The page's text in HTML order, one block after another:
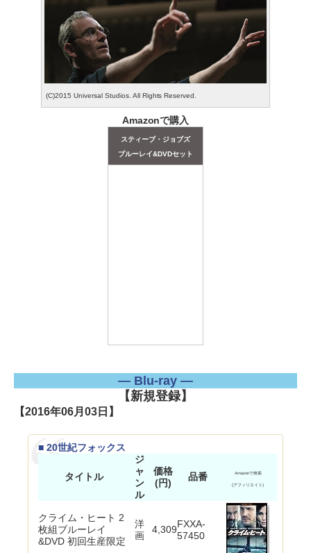
(C)2015 Universal Studios. All Rights Reserved.
Amazonで購入
スティーブ・ジョブズ
ブルーレイ&DVDセット
― Blu-ray ―
【新規登録】
【2016年06月03日】
■ 20世紀フォックス
タイトル
ジ
ャ
ン
ル
価格
(円)
品番 Amazonで検索
(アフィリエイト)
クライム・ヒート 2
枚組ブルーレイ
&DVD 初回生産限定
洋
画
4,309FXXA-
57450